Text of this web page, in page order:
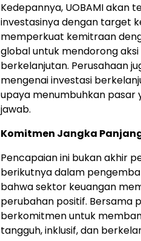
Kedepannya, UOBAMI akan
investasinya dengan target
memperkuat kemitraan
global untuk mendorong
berkelanjutan. Perusahaan
mengenai investasi
upaya menumbuhkan pasar
jawab.
Komitmen Jangka
Pencapaian ini bukan akhir
berikutnya dalam
bahwa sektor keuangan
perubahan positif. Bersama
berkomitmen untuk
tangguh, inklusif, dan